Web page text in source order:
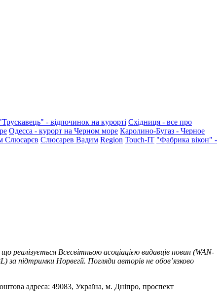
- відпочинок на курорті Східниця - все про
Одесса - курорт на Черном море Каролино-Бугаз - Черное
Слюсарєв Слюсарев Вадим Region Touch-IT "Фабрика вікон" -
Всесвітньою асоціацією видавців новин (WAN-
підтримки Норвегії. Погляди авторів не обов’язково
адреса: 49083, Україна, м. Дніпро, проспект